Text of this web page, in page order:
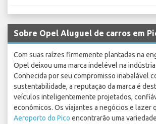
Sobre Opel Aluguel de carros em
Com suas raízes firmemente plantadas na
Opel deixou uma marca indelével na
Conhecida por seu compromisso inabalável
sustentabilidade, a reputação da marca é
veículos inteligentemente projetados,
econômicos. Os viajantes a negócios e lazer
Aeroporto do Pico encontrarão uma